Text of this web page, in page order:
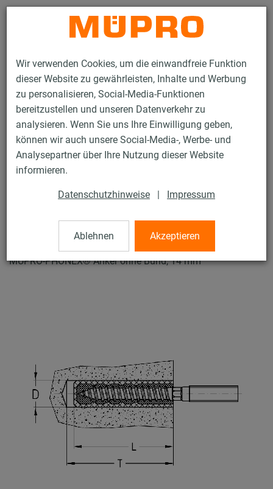
Wir verwenden Cookies, um die einwandfreie Funktion
dieser Website zu gewährleisten, Inhalte und Werbung
zu personalisieren, Social-Media-Funktionen
bereitzustellen und unseren Datenverkehr zu
analysieren. Wenn Sie uns Ihre Einwilligung geben,
können wir auch unsere Social-Media-, Werbe- und
Analysepartner über Ihre Nutzung dieser Website
informieren.
Datenschutzhinweise | Impressum
Ablehnen Akzeptieren
Kontakt
Produkte Befestigungstechnik
Schallschutz
Montageteile und Dübel für den Schallschutz
MÜPRO-PHONEX® Anker
MÜPRO-PHONEX® Anker
MÜPRO-PHONEX® Anker ohne Bund, 14 mm